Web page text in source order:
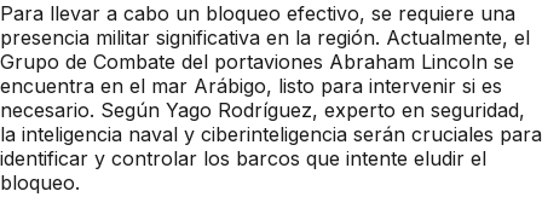
Para llevar a cabo un bloqueo efectivo, se requiere una
presencia militar significativa en la región. Actualmente, el
Grupo de Combate del portaviones Abraham Lincoln se
encuentra en el mar Arábigo, listo para intervenir si es
necesario. Según Yago Rodríguez, experto en seguridad,
la inteligencia naval y ciberinteligencia serán cruciales para
identificar y controlar los barcos que intente eludir el
bloqueo.